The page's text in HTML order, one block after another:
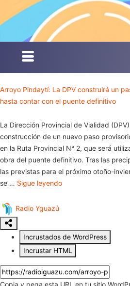
Arroyo Pindaytí: La DPV construirá un
hasta contar con el puente definitivo
La Dirección Provincial de Vialidad
construcción de un nuevo paso
en la Ruta Provincial N° 2, que será
obra del puente definitivo. Tras las
las previstas para el próximo otoño-
se … Sigue leyendo
Radio Yguazú
Incrustados de WordPress
Incrustar HTML
Copia y pega esta URL en tu sitio